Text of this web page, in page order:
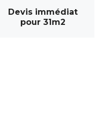
Devis immédiat
pour 31m2